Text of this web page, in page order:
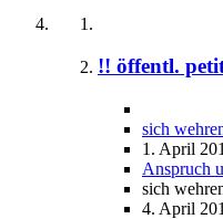
!! öffentl.
sich
1. April
Anspruch
sich
4. April